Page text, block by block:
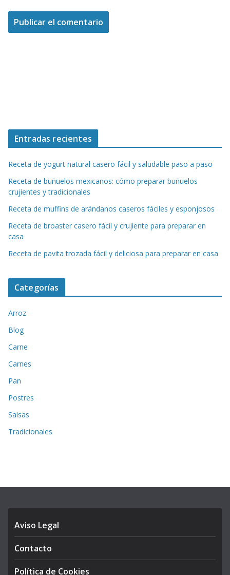
Entradas recientes
Receta de yogurt natural casero fácil y saludable paso a paso
Receta de buñuelos mexicanos: cómo preparar buñuelos
crujientes y tradicionales
Receta de muffins de arándanos caseros fáciles y esponjosos
Receta de broaster casero fácil y crujiente para preparar en
casa
Receta de pavita trozada fácil y deliciosa para preparar en casa
Categorías
Arroz
Blog
Carne
Carnes
Pan
Postres
Salsas
Tradicionales
Aviso Legal
Contacto
Política de Cookies